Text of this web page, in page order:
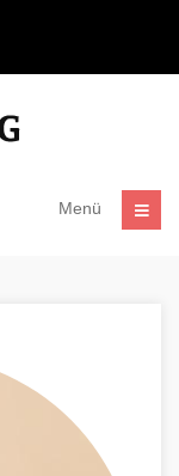
Menü